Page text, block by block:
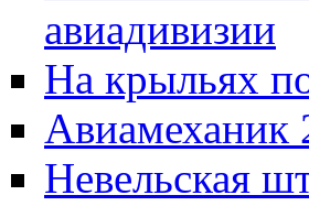
авиадивизии
На крыльях
Невельская